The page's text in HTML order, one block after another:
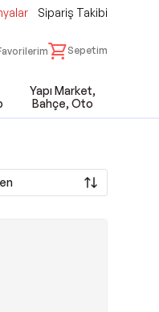
Sipariş Takibi
Sepetim
Yapı Market,
Bahçe, Oto